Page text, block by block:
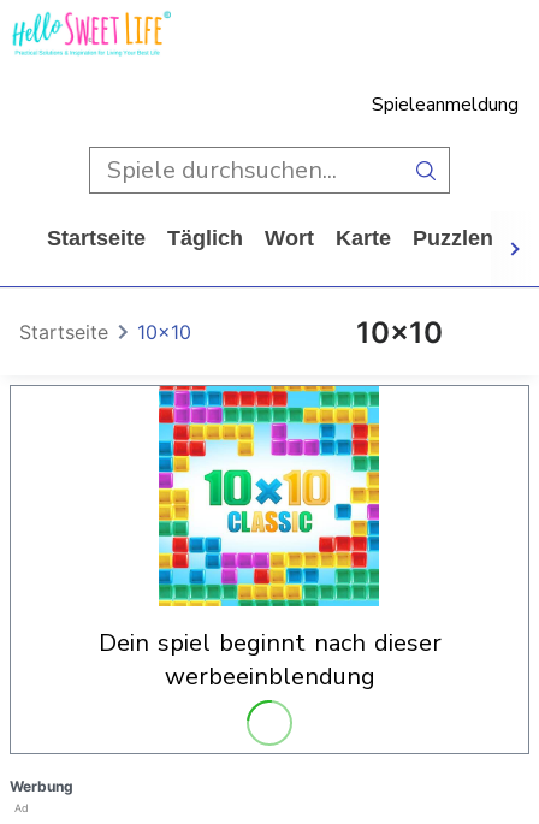
Spieleanmeldung
Startseite Täglich Wort Karte Puzzlen
10x10
Startseite 10x10
dein spiel beginnt nach dieser
werbeeinblendung
Werbung
Ad